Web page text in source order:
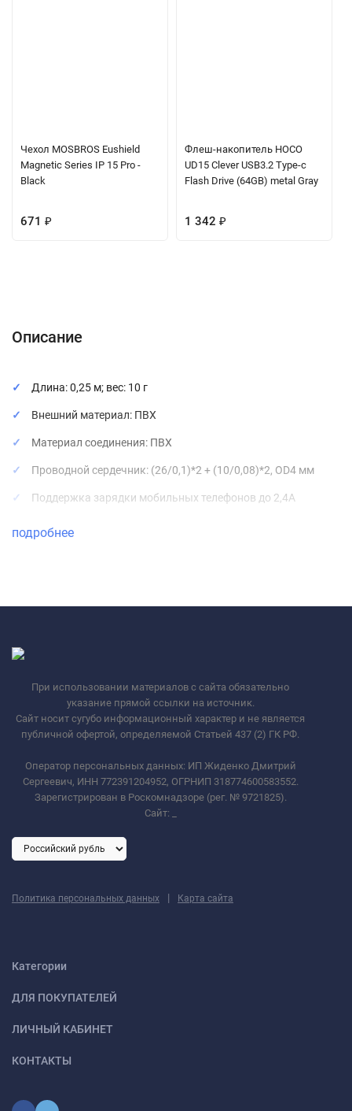
Чехол MOSBROS Eushield
Magnetic Series IP 15 Pro -
Black
671 ₽
Флеш-накопитель HOCO
UD15 Clever USB3.2 Type-c
Flash Drive (64GB) metal Gray
1 342 ₽
Описание
Длина: 0,25 м; вес: 10 г
Внешний материал: ПВХ
Материал соединения: ПВХ
Проводной сердечник: (26/0,1)*2 + (10/0,08)*2, OD4 мм
Поддержка зарядки мобильных телефонов до 2,4A
подробнее
При использовании материалов с сайта обязательно
указание прямой ссылки на источник.
Сайт носит сугубо информационный характер и не является
публичной офертой, определяемой Статьей 437 (2) ГК РФ.
Оператор персональных данных: ИП Жиденко Дмитрий
Сергеевич, ИНН 772391204952, ОГРНИП 318774600583552.
Зарегистрирован в Роскомнадзоре (рег. № 9721825).
Сайт:
Политика персональных данных | Карта сайта
Категории
ДЛЯ ПОКУПАТЕЛЕЙ
ЛИЧНЫЙ КАБИНЕТ
КОНТАКТЫ